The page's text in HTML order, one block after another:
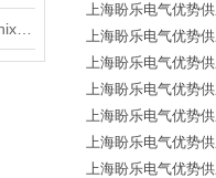
上海盼乐电气优势
上海盼乐电气优势
上海盼乐电气优势
上海盼乐电气优势
上海盼乐电气优势
上海盼乐电气优势
上海盼乐电气优势